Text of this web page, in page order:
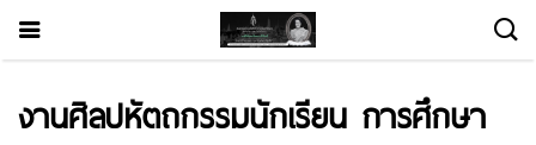
งานศิลปหัตถกรรมนักเรียน การศึกษา